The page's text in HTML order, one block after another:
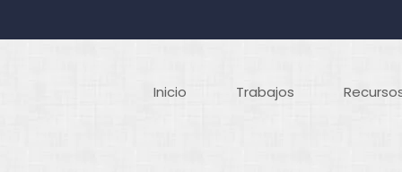
Inicio Trabajos